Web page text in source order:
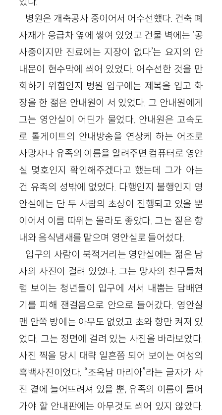
병원은 개축공사 중이어서 어수선했다. 건축 폐
자재가 응급차 옆에 쌓여 있었고 건물 벽에는 ‘공
사중이지만 진료에는 지장이 없다’는 요지의 안
내문이 현수막에 씌어 있었다. 어수선한 것을 만
회하기 위함인지 병원 입구에는 제복을 입고 화
장을 한 젊은 안내원이 서 있었다. 그 안내원에게
그는 영안실이 어딘가 물었다. 안내원은 고속도
로 톨게이트의 안내방송을 연상케 하는 어조로
사망자나 유족의 이름을 알려주면 컴퓨터로 영안
실 몇호인지 확인해주겠다고 했는데 그가 아는
건 유족의 성밖에 없었다. 다행인지 불행인지 영
안실에는 단 두 사람의 초상이 진행되고 있을 뿐
이어서 이름 따위는 몰라도 좋았다. 그는 짙은 향
내와 음식냄새를 맡으며 영안실로 들어섰다.
입구의 사람이 북적거리는 영안실에는 젊은 남
자의 사진이 걸려 있었다. 그는 망자의 친구들처
럼 보이는 청년들이 입구에 서서 내뿜는 담배연
기를 피해 잰걸음으로 안으로 들어갔다. 영안실
맨 안쪽 방에는 아무도 없었고 초와 향만 켜져 있
었다. 그는 정면에 걸려 있는 사진을 바라보았다.
사진 찍을 당시 대략 일흔쯤 되어 보이는 여성의
흑백사진이었다. “조옥남 마리아”라는 글자가 사
진 곁에 늘어뜨려져 있을 뿐, 유족의 이름이 들어
가야 할 안내판에는 아무것도 씌어 있지 않았다.